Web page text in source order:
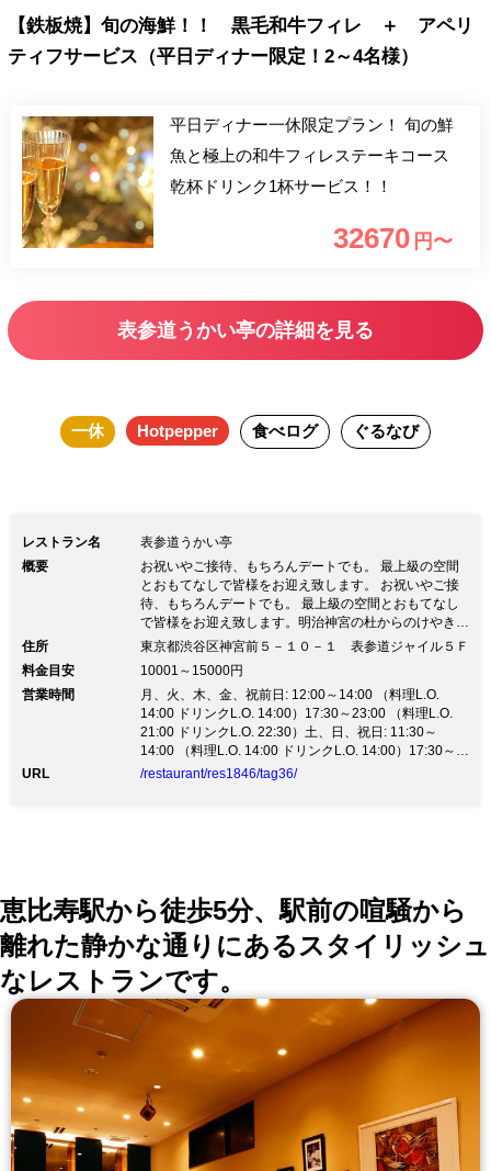
【鉄板焼】旬の海鮮！！ 黒毛和牛フィレ ＋ アペリ
ティフサービス（平日ディナー限定！2～4名様）
平日ディナー一休限定プラン！ 旬の鮮
魚と極上の和牛フィレステーキコース
乾杯ドリンク1杯サービス！！
32670 円〜
表参道うかい亭の詳細を見る
一休 Hotpepper 食べログ ぐるなび
レストラン名
表参道うかい亭
概要
お祝いやご接待、もちろんデートでも。 最上級の空間
とおもてなしで皆様をお迎え致します。 お祝いやご接
待、もちろんデートでも。 最上級の空間とおもてなし
で皆様をお迎え致します。明治神宮の杜からのけやき並
木より その扉を開けると和の伝統建築に世界の美が融
創り上げる四季を彩るうかい料理の世界 レストラン内
はさながら小さな美術館 ３つの異空間で至福の一時を
表参道うかい亭で
住所
東京都渋谷区神宮前５－１０－１ 表参道ジャイル５Ｆ
料金目安
10001～15000円
営業時間
月、火、木、金、祝前日: 12:00～14:00 （料理L.O.
14:00 ドリンクL.O. 14:00）17:30～23:00 （料理L.O.
21:00 ドリンクL.O. 22:30）土、日、祝日: 11:30～
14:00 （料理L.O. 14:00 ドリンクL.O. 14:00）17:30～
23:00 （料理L.O. 21:00 ドリンクL.O. 22:30）
URL /restaurant/res1846/tag36/
恵比寿駅から徒歩5分、駅前の喧騒から
離れた静かな通りにあるスタイリッシュ
なレストランです。